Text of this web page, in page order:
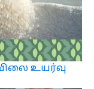
உயர்வு